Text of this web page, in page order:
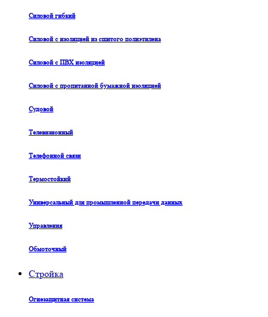
Силовой гибкий
Силовой с изоляцией из сшитого полиэтилена
Силовой с ПВХ изоляцией
Силовой с пропитанной бумажной изоляцией
Судовой
Телевизионный
Телефонной связи
Термостойкий
Универсальный для промышленной передачи данных
Управления
Обмоточный
Стройка
Огнезащитная система